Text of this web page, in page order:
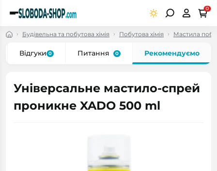
0
Будівельна та побутова хімія Побутова хімія Мастила
Відгуки 0 Питання 0 Рекомендуємо
Універсальне мастило-спрей
проникне XADO 500 ml